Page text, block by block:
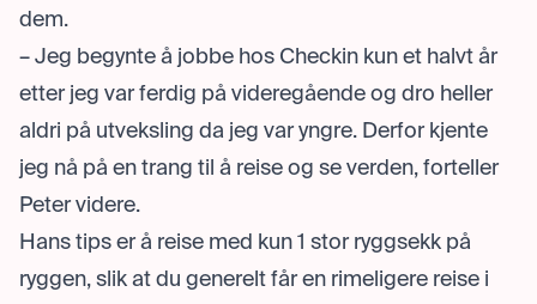
dem.
– Jeg begynte å jobbe hos Checkin kun et halvt år
etter jeg var ferdig på videregående og dro heller
aldri på utveksling da jeg var yngre. Derfor kjente
jeg nå på en trang til å reise og se verden, forteller
Peter videre.
Hans tips er å reise med kun 1 stor ryggsekk på
ryggen, slik at du generelt får en rimeligere reise i